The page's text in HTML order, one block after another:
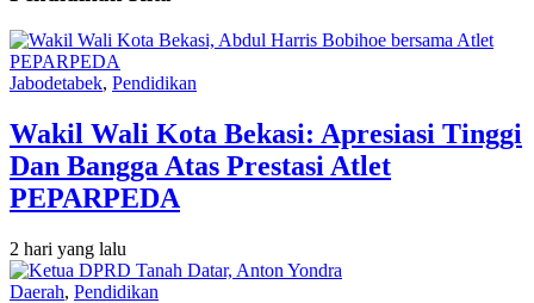
Jabodetabek, Pendidikan
Wakil Wali Kota Bekasi: Apresiasi Tinggi
Dan Bangga Atas Prestasi Atlet
PEPARPEDA
2 hari yang lalu
Daerah, Pendidikan